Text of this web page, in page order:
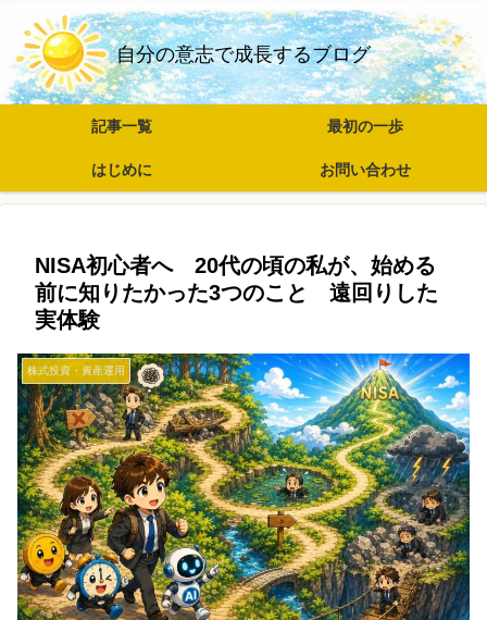
自分の意志で成長するブログ
記事一覧 最初の一歩
はじめに お問い合わせ
NISA初心者へ 20代の頃の私が、始める
前に知りたかった3つのこと 遠回りした
実体験
株式投資・資産運用